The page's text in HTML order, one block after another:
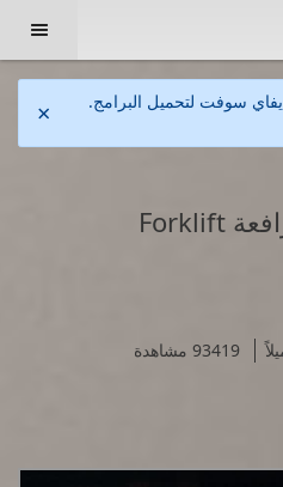

سوفت لتحميل البرامج.
×
تحميل لعبة محاكي الرافعة Forklift
93419 مشاهدة